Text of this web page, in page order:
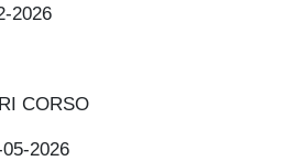
2026
CORSO
2026